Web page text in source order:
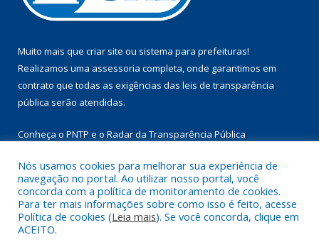
Muito mais que criar site ou sistema para prefeituras!
Realizamos uma assessoria completa, onde garantimos em
contrato que todas as exigências das leis de transparência
pública serão atendidas.
Conheça o PNTP e o Radar da Transparência Pública
Todos os direitos reservados a Câmara Municipal de Aurora do
Pará.
Nós usamos cookies para melhorar sua experiência de
navegação no portal. Ao utilizar nosso portal, você
concorda com a política de monitoramento de cookies.
Para ter mais informações sobre como isso é feito, acesse
Política de cookies (Leia mais). Se você concorda, clique em
ACEITO.